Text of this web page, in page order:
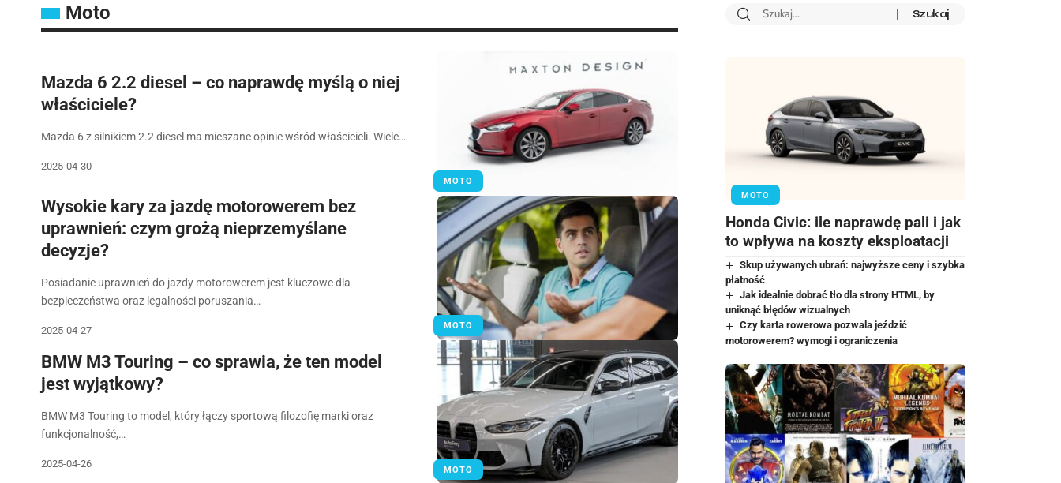
Moto
MOTO
Mazda 6 2.2 diesel – co naprawdę myślą o niej
właściciele?
Mazda 6 z silnikiem 2.2 diesel ma mieszane opinie wśród właścicieli. Wiele…
2025-04-30
MOTO
Wysokie kary za jazdę motorowerem bez
uprawnień: czym grożą nieprzemyślane
decyzje?
Posiadanie uprawnień do jazdy motorowerem jest kluczowe dla
bezpieczeństwa oraz legalności poruszania…
2025-04-27
MOTO
BMW M3 Touring – co sprawia, że ten model
jest wyjątkowy?
BMW M3 Touring to model, który łączy sportową filozofię marki oraz
funkcjonalność,…
2025-04-26
MOTO
Honda Civic: ile naprawdę pali i jak
to wpływa na koszty eksploatacji
Skup używanych ubrań: najwyższe ceny i szybka
płatność
Jak idealnie dobrać tło dla strony HTML, by
uniknąć błędów wizualnych
Czy karta rowerowa pozwala jeździć
motorowerem? wymogi i ograniczenia